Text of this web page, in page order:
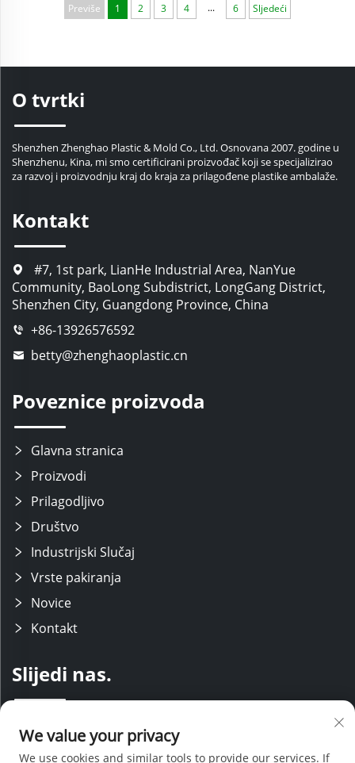
Previše 1 2 3 4 ... 6 Sljedeći
O tvrtki
Shenzhen Zhenghao Plastic & Mold Co., Ltd. Osnovana 2007. godine u
Shenzhenu, Kina, mi smo certificirani proizvođač koji se specijalizirao
za razvoj i proizvodnju kraj do kraja za prilagođene plastike ambalaže.
Kontakt
#7, 1st park, LianHe Industrial Area, NanYue
Community, BaoLong Subdistrict, LongGang District,
Shenzhen City, Guangdong Province, China
+86-13926576592
betty@zhenghaoplastic.cn
Poveznice proizvoda
Glavna stranica
Proizvodi
Prilagodljivo
Društvo
Industrijski Slučaj
Vrste pakiranja
Novice
Kontakt
Slijedi nas.
Održavamo stručni istraživačko-razvojni tim s modernim proizvodnim
linijama, uz podršku iskusnih prodajnih i servisnih osoblja. Koristeći
naše tehničko znanje i konkurentne cijene, pružamo sveobuhvatnu
We value your privacy
We use cookies and similar tools to provide our services. If